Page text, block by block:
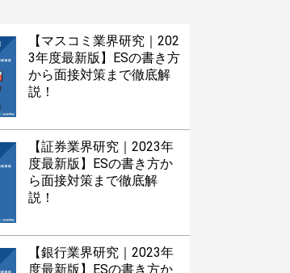
【マスコミ業界研究｜202
3年度最新版】ESの書き方
から面接対策まで徹底解
説！
【証券業界研究｜2023年
度最新版】ESの書き方か
ら面接対策まで徹底解
説！
【銀行業界研究｜2023年
度最新版】ESの書き方か